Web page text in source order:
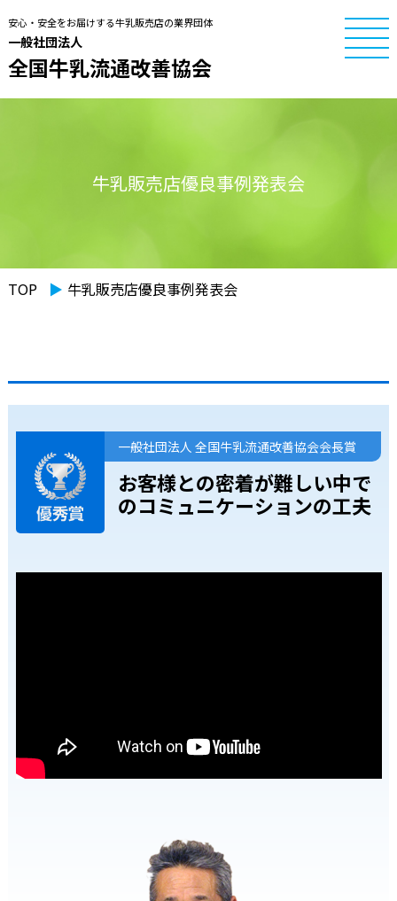
安心・安全をお届けする牛乳販売店の業界団体
一般社団法人
全国牛乳流通改善協会
牛乳販売店優良事例発表会
TOP ▶︎ 牛乳販売店優良事例発表会
一般社団法人 全国牛乳流通改善協会会長賞
お客様との密着が難しい中で
のコミュニケーションの工夫